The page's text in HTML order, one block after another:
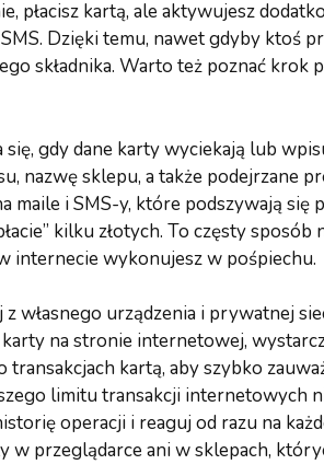
płacisz kartą, ale aktywujesz
Dzięki temu, nawet gdyby ktoś
składnika. Warto też poznać krok
gdy dane karty wyciekają lub
nazwę sklepu, a także podejrzane
maile i SMS-y, które podszywają
kilku złotych. To częsty sposób
internecie wykonujesz w pośpiechu.
z własnego urządzenia i prywatnej
na stronie internetowej,
transakcjach kartą, aby szybko
limitu transakcji internetowych
operacji i reaguj od razu na
w przeglądarce ani w sklepach,